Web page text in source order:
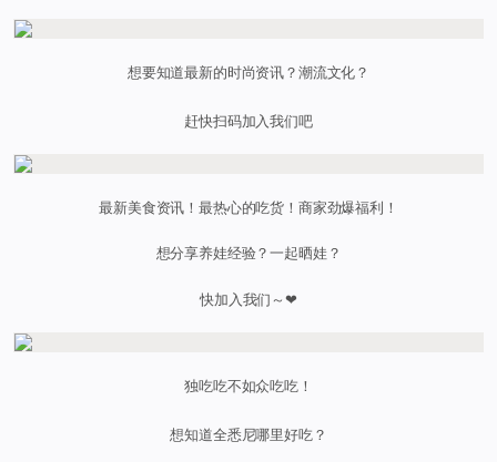
想要知道最新的时尚资讯？潮流文化？
赶快扫码加入我们吧
最新美食资讯！最热心的吃货！商家劲爆福利！
想分享养娃经验？一起晒娃？
快加入我们～❤
独吃吃不如众吃吃！
想知道全悉尼哪里好吃？